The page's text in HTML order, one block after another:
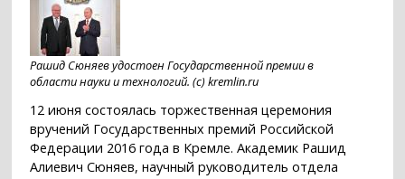
Рашид Сюняев удостоен Государственной премии в
области науки и технологий. (с) kremlin.ru
12 июня состоялась торжественная церемония
вручений Государственных премий Российской
Федерации 2016 года в Кремле. Академик Рашид
Алиевич Сюняев, научный руководитель отдела